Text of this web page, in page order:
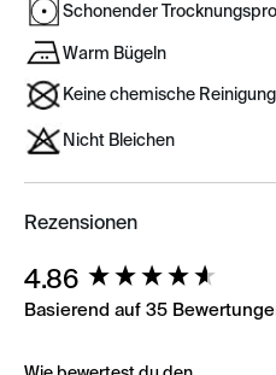
Schonender
Warm Bügeln
Keine chemische Reinigung
Nicht Bleichen
Rezensionen
4.86
Basierend auf 35
New content loaded